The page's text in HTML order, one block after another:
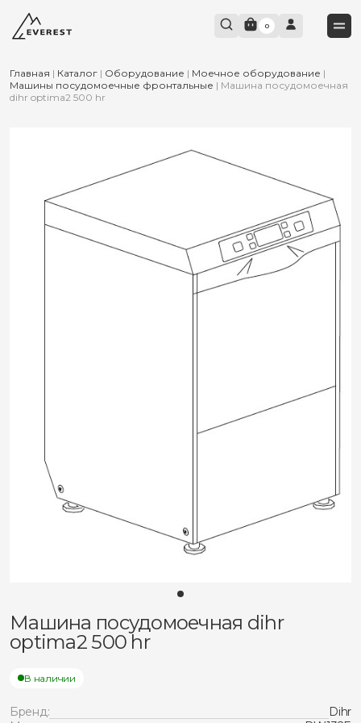
0
Главная | Каталог | Оборудование | Моечное оборудование |
Машины посудомоечные фронтальные | Машина посудомоечная
dihr optima2 500 hr
Машина посудомоечная dihr
optima2 500 hr
В наличии
Бренд:
Dihr